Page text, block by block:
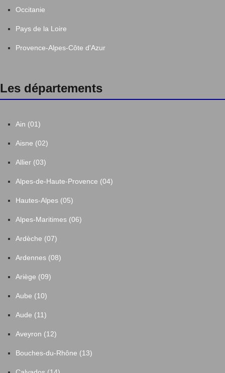
Occitanie
Pays de la Loire
Provence-Alpes-Côte d'Azur
Les départements
Ain (01)
Aisne (02)
Allier (03)
Alpes-de-Haute-Provence (04)
Hautes-Alpes (05)
Alpes-Maritimes (06)
Ardèche (07)
Ardennes (08)
Ariège (09)
Aube (10)
Aude (11)
Aveyron (12)
Bouches-du-Rhône (13)